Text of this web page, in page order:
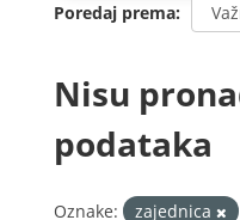
Poredaj prema
Nisu
podataka
Oznake: zajednica